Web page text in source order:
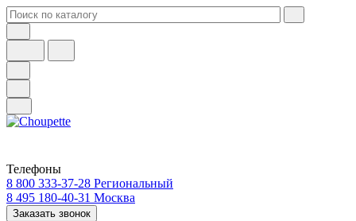
Телефоны
8 800 333-37-28 Региональный
8 495 180-40-31 Москва
Заказать звонок